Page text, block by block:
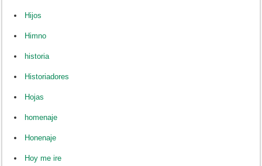
Hijos
Himno
historia
Historiadores
Hojas
homenaje
Honenaje
Hoy me ire